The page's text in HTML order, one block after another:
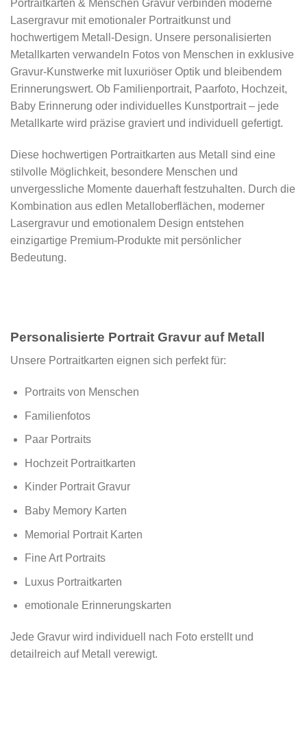
Portraitkarten & Menschen Gravur verbinden moderne
Lasergravur mit emotionaler Portraitkunst und
hochwertigem Metall-Design. Unsere personalisierten
Metallkarten verwandeln Fotos von Menschen in exklusive
Gravur-Kunstwerke mit luxuriöser Optik und bleibendem
Erinnerungswert. Ob Familienportrait, Paarfoto, Hochzeit,
Baby Erinnerung oder individuelles Kunstportrait – jede
Metallkarte wird präzise graviert und individuell gefertigt.
Diese hochwertigen Portraitkarten aus Metall sind eine
stilvolle Möglichkeit, besondere Menschen und
unvergessliche Momente dauerhaft festzuhalten. Durch die
Kombination aus edlen Metalloberflächen, moderner
Lasergravur und emotionalem Design entstehen
einzigartige Premium-Produkte mit persönlicher
Bedeutung.
Personalisierte Portrait Gravur auf Metall
Unsere Portraitkarten eignen sich perfekt für:
Portraits von Menschen
Familienfotos
Paar Portraits
Hochzeit Portraitkarten
Kinder Portrait Gravur
Baby Memory Karten
Memorial Portrait Karten
Fine Art Portraits
Luxus Portraitkarten
emotionale Erinnerungskarten
Jede Gravur wird individuell nach Foto erstellt und
detailreich auf Metall verewigt.